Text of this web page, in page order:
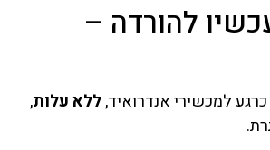
להורדה –
למכשירי אנדרואיד,ללא עלות,